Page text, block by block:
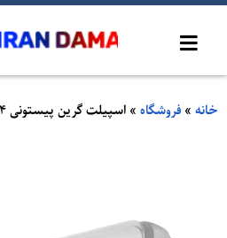
خانه » فروشگاه » اسپیلت گرین پیستونی 24 هزار